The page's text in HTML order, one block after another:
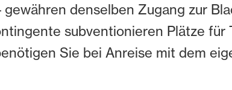
denselben Zugang zur
subventionieren Plätze für
Sie bei Anreise mit dem